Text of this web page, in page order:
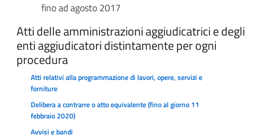
fino ad agosto 2017
Atti delle amministrazioni aggiudicatrici e degli
enti aggiudicatori distintamente per ogni
procedura
Atti relativi alla programmazione di lavori, opere, servizi e
forniture
Delibera a contrarre o atto equivalente (fino al giorno 11
febbraio 2020)
Avvisi e bandi